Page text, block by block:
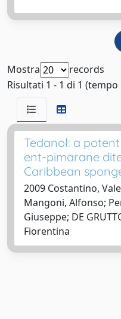
Mostra
records
Risultati 1 - 1 di 1
Tedanol: a
ent-pimarane
Caribbean
2009 Costantino,
Mangoni, Alfonso;
Giuseppe; DE
Fiorentina